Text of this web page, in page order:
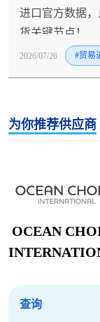
进口官方数据
货关键节点！
2026/07/26 #贸易
为你推荐供应商
OCEAN
查询